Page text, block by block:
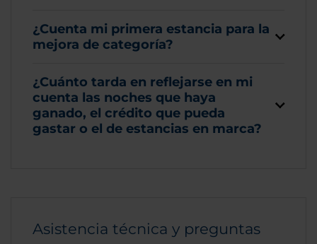
¿Cuenta mi primera estancia para la
mejora de categoría?
¿Cuánto tarda en reflejarse en mi
cuenta las noches que haya
ganado, el crédito que pueda
gastar o el de estancias en marca?
Asistencia técnica y preguntas